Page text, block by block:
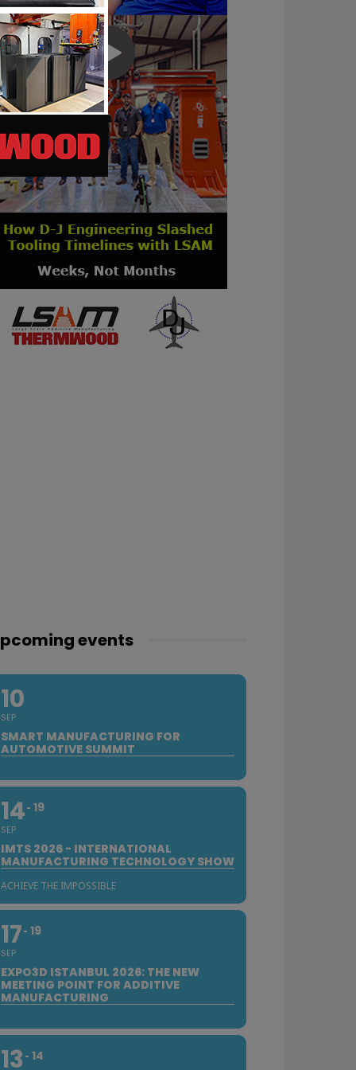
events
10
SEP
SMART MANUFACTURING FOR
AUTOMOTIVE SUMMIT
14
SEP
19
IMTS 2026 - INTERNATIONAL
MANUFACTURING TECHNOLOGY SHOW
ACHIEVE THE IMPOSSIBLE
17
SEP
19
EXPO3D ISTANBUL 2026: THE NEW
MEETING POINT FOR ADDITIVE
MANUFACTURING
13 14